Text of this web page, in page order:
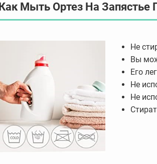
Как Мыть Ортез На Запястье
Не
Вы
Его
Не
Не